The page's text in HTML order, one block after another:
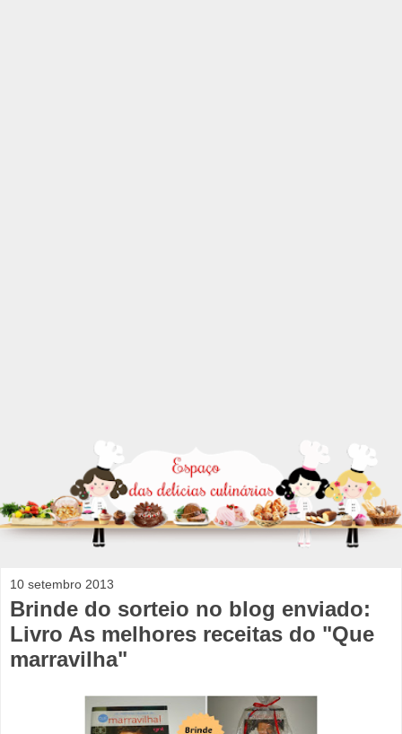
10 setembro 2013
Brinde do sorteio no blog enviado:
Livro As melhores receitas do "Que
marravilha"